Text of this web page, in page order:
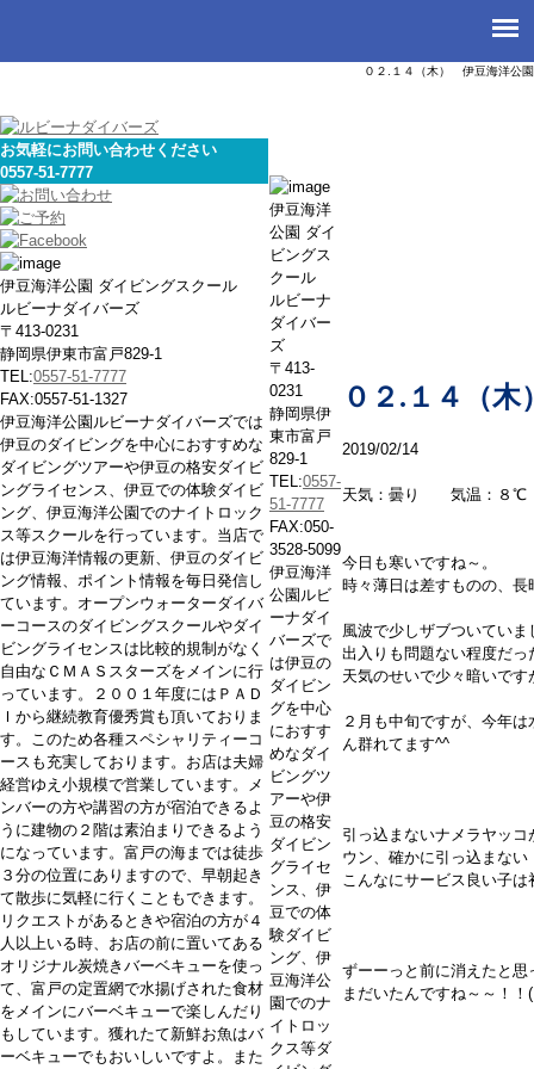
０２.１４（木） 伊豆海洋公園
お気軽にお問い合わせください
0557-51-7777
伊豆海洋公園 ダイビングスクール
ルビーナダイバーズ
〒413-0231
静岡県伊東市富戸829-1
TEL:0557-51-7777
FAX:0557-51-1327
伊豆海洋公園ルビーナダイバーズでは
伊豆のダイビングを中心におすすめな
ダイビングツアーや伊豆の格安ダイビ
ングライセンス、伊豆での体験ダイビ
ング、伊豆海洋公園でのナイトロック
ス等スクールを行っています。当店で
は伊豆海洋情報の更新、伊豆のダイビ
ング情報、ポイント情報を毎日発信し
ています。オープンウォーターダイバ
ーコースのダイビングスクールやダイ
ビングライセンスは比較的規制がなく
自由なＣＭＡＳスターズをメインに行
っています。２００１年度にはＰＡＤ
Ｉから継続教育優秀賞も頂いておりま
す。このため各種スペシャリティーコ
ースも充実しております。お店は夫婦
経営ゆえ小規模で営業しています。メ
ンバーの方や講習の方が宿泊できるよ
うに建物の２階は素泊まりできるよう
になっています。富戸の海までは徒歩
３分の位置にありますので、早朝起き
て散歩に気軽に行くこともできます。
リクエストがあるときや宿泊の方が４
人以上いる時、お店の前に置いてある
オリジナル炭焼きバーベキューを使っ
て、富戸の定置網で水揚げされた食材
をメインにバーベキューで楽しんだり
もしています。獲れたて新鮮お魚はバ
ーベキューでもおいしいですよ。また
０２.１４（
2019/02/14
天気：曇り 気温：８
今日も寒いですね～。
時々薄日は差すものの、
風波で少しザブついていま
出入りも問題ない程度だ
天気のせいで少々暗いで
２月も中旬ですが、今年
ん群れてます^^
引っ込まないナメラヤッ
ウン、確かに引っ込まな
こんなにサービス良い子は
ずーーっと前に消えたと
まだいたんですね～～！
伊豆海洋
公園 ダイ
ビングス
クール
ルビーナ
ダイバー
ズ
〒413-
0231
静岡県伊
東市富戸
829-1
TEL:0557-
51-7777
FAX:050-
3528-5099
伊豆海洋
公園ルビ
ーナダイ
バーズで
は伊豆の
ダイビン
グを中心
におすす
めなダイ
ビングツ
アーや伊
豆の格安
ダイビン
グライセ
ンス、伊
豆での体
験ダイビ
ング、伊
豆海洋公
園でのナ
イトロッ
クス等ダ